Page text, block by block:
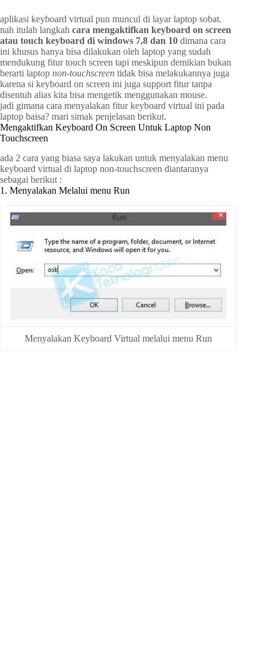
aplikasi keyboard virtual pun muncul di layar laptop sobat.
nah itulah langkah cara mengaktifkan keyboard on screen
atau touch keyboard di windows 7,8 dan 10 dimana cara
ini khusus hanya bisa dilakukan oleh laptop yang sudah
mendukung fitur touch screen tapi meskipun demikian bukan
berarti laptop non-touchscreen tidak bisa melakukannya juga
karena si keyboard on screen ini juga support fitur tanpa
disentuh alias kita bisa mengetik menggunakan mouse.
jadi gimana cara menyalakan fitur keyboard virtual ini pada
laptop baisa? mari simak penjelasan berikut.
Mengaktifkan Keyboard On Screen Untuk Laptop Non
Touchscreen
ada 2 cara yang biasa saya lakukan untuk menyalakan menu
keyboard virtual di laptop non-touchscreen diantaranya
sebagai berikut :
1. Menyalakan Melalui menu Run
Menyalakan Keyboard Virtual melalui menu Run